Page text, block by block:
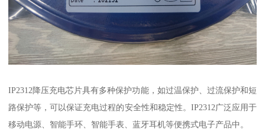
IP2312降压充电芯片具有多种保护功能，如过温保护、过流保护和短
路保护等，可以保证充电过程的安全性和稳定性。IP2312广泛应用于
移动电源、智能手环、智能手表、蓝牙耳机等便携式电子产品中。